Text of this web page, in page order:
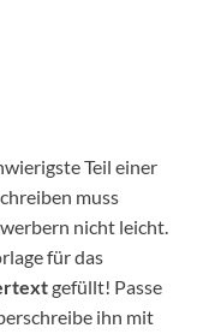
Teil einer
muss
nicht leicht.
für das
gefüllt! Passe
ihn mit